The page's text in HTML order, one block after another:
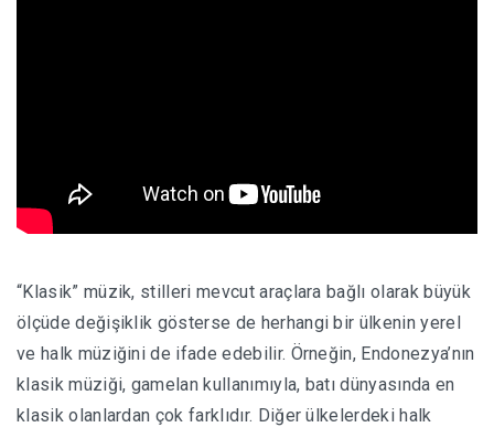
“Klasik” müzik, stilleri mevcut araçlara bağlı olarak büyük
ölçüde değişiklik gösterse de herhangi bir ülkenin yerel
ve halk müziğini de ifade edebilir. Örneğin, Endonezya’nın
klasik müziği, gamelan kullanımıyla, batı dünyasında en
klasik olanlardan çok farklıdır. Diğer ülkelerdeki halk